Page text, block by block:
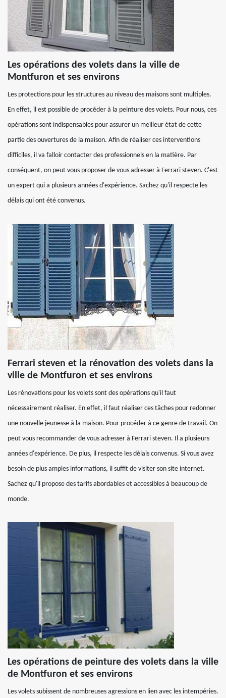
Les opérations des volets dans la ville de
Montfuron et ses environs
Les protections pour les structures au niveau des maisons sont multiples.
En effet, il est possible de procéder à la peinture des volets. Pour nous, ces
opérations sont indispensables pour assurer un meilleur état de cette
partie des ouvertures de la maison. Afin de réaliser ces interventions
difficiles, il va falloir contacter des professionnels en la matière. Par
conséquent, on peut vous proposer de vous adresser à Ferrari steven. C'est
un expert qui a plusieurs années d'expérience. Sachez qu'il respecte les
délais qui ont été convenus.
Ferrari steven et la rénovation des volets dans la
ville de Montfuron et ses environs
Les rénovations pour les volets sont des opérations qu'il faut
nécessairement réaliser. En effet, il faut réaliser ces tâches pour redonner
une nouvelle jeunesse à la maison. Pour procéder à ce genre de travail. On
peut vous recommander de vous adresser à Ferrari steven. Il a plusieurs
années d'expérience. De plus, il respecte les délais convenus. Si vous avez
besoin de plus amples informations, il suffit de visiter son site internet.
Sachez qu'il propose des tarifs abordables et accessibles à beaucoup de
monde.
Les opérations de peinture des volets dans la ville
de Montfuron et ses environs
Les volets subissent de nombreuses agressions en lien avec les intempéries.